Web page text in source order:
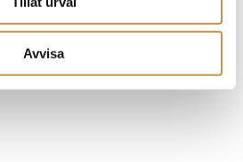
Avvisa